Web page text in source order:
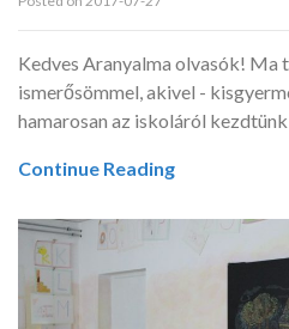
Kedves Aranyalma olvasók! Ma
ismerősömmel, akivel -
hamarosan az iskoláról kezdtünk
Continue Reading